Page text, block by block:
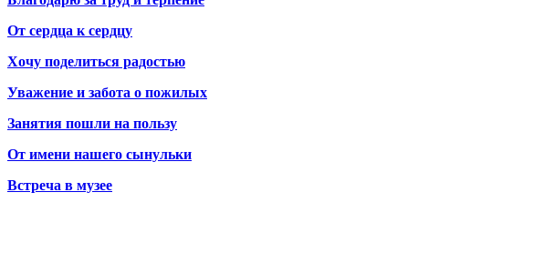
От сердца к сердцу
Хочу поделиться радостью
Уважение и забота о пожилых
Занятия пошли на пользу
От имени нашего сынульки
Встреча в музее